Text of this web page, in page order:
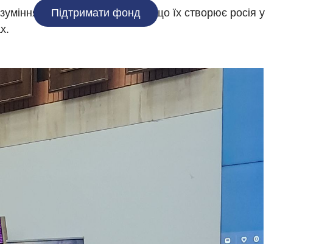
Підтримати фонд
тих викликів й загроз, що їх створює росія у